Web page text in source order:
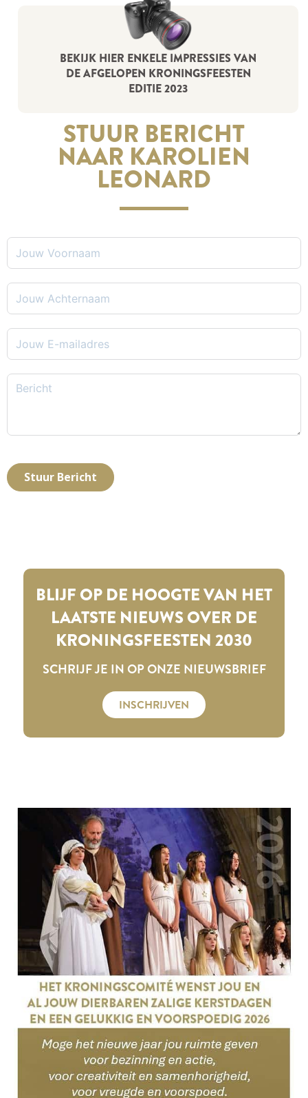
BEKIJK HIER ENKELE IMPRESSIES VAN
DE AFGELOPEN KRONINGSFEESTEN
EDITIE 2023
STUUR BERICHT
NAAR KAROLIEN
LEONARD
Stuur Bericht
BLIJF OP DE HOOGTE VAN HET
LAATSTE NIEUWS OVER DE
KRONINGSFEESTEN 2030
SCHRIJF JE IN OP ONZE NIEUWSBRIEF
INSCHRIJVEN